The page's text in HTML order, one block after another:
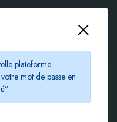
plateforme
mot de passe en
de